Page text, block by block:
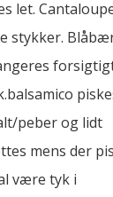
let.
stykker.
peber og lidt
mens der
være tyk i